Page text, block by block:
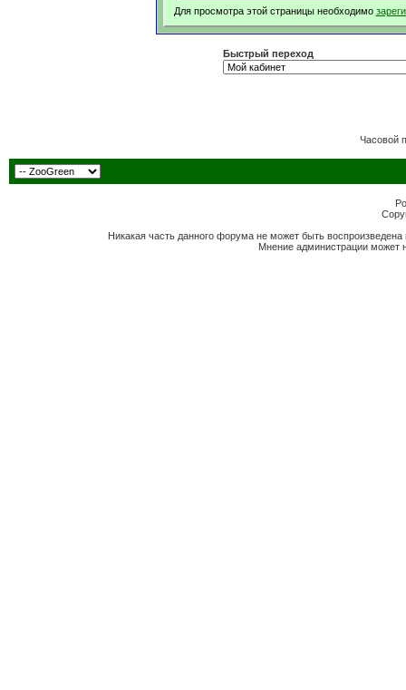
Для просмотра этой страницы необходимо
Быстрый переход
Часовой
Никакая часть данного форума не может быть
Мнение администрации может